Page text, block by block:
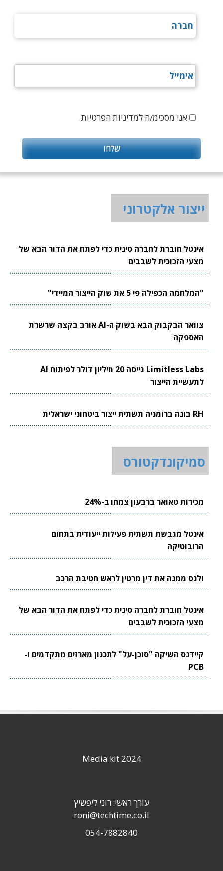
אני מסכימ/ה למדיניות הפרטיות.
ייצור אלקטרוני
אינטל חוברת לחברה סינית כדי לפתח את הדור הבא של
מצעי הזכוכית לשבבים
"המלחמה הכפילה פי 5 את שוק הייצור המיידי"
צוואר הבקבוק הבא בשוק ה-AI אורב בקצה שרשרת
האספקה
Limitless Labs גייסה 20 מיליון דולר לפיתוח AI
לתעשיית הייצור
RH בונה ברומניה תשתית ייצור ביטחוני ישראלית
סמיקונדקטורס
מכירות טאואר ברבעון צמחו ב-24%
אינטל מגבשת תשתית פעילות ייעודית בתחום
הרובוטיקה
ולנס ממנה את דין מרטין לראש חטיבת הרכב
אינטל חוברת לחברה סינית כדי לפתח את הדור הבא של
מצעי הזכוכית לשבבים
קיידנס השיקה "סוכן-על" לתכנון מארזים מתקדמים ו-
PCB
Media kit 2024
עורך ראשי: רוני ליפשיץ
roni@techtime.co.il
054-7882840